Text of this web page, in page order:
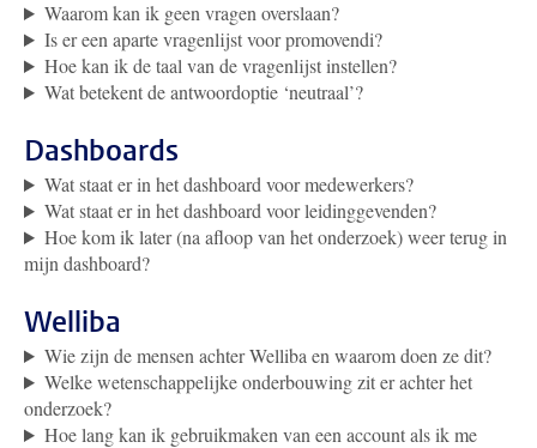
Waarom kan ik geen vragen overslaan?
Is er een aparte vragenlijst voor promovendi?
Hoe kan ik de taal van de vragenlijst instellen?
Wat betekent de antwoordoptie ‘neutraal’?
Dashboards
Wat staat er in het dashboard voor medewerkers?
Wat staat er in het dashboard voor leidinggevenden?
Hoe kom ik later (na afloop van het onderzoek) weer terug in
mijn dashboard?
Welliba
Wie zijn de mensen achter Welliba en waarom doen ze dit?
Welke wetenschappelijke onderbouwing zit er achter het
onderzoek?
Hoe lang kan ik gebruikmaken van een account als ik me